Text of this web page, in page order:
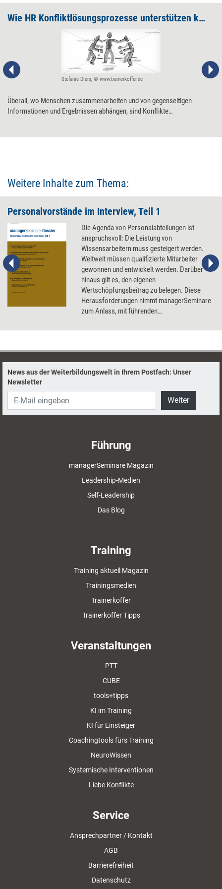
Wie HR Konfliktlösungsprozesse unterstützen kann
Stefanie Diers, © www.trainerkoffer.de
Überall, wo Menschen zusammenarbeiten und von gegenseitigen
Informationen und Ergebnissen abhängen, sind Konflikte
Weitere Inhalte zum Thema:
Personalvorstände im Interview, Teil 1
Die Agenda von Personalabteilungen ist
anspruchsvoll: Die Leistung von
Wissensarbeitern muss gesteigert werden.
Weltweit müssen qualifizierte Mitarbeiter
gewonnen und entwickelt werden. Darüber
hinaus gilt es, den eigenen
Wertschöpfungsbeitrag zu belegen. Diese
Herausforderungen nimmt managerSeminare
zum Anlass, mit führenden
News aus der Weiterbildungswelt in Ihrem Postfach: Unser
Newsletter
Weiter
Führung
managerSeminare Magazin
Leadership-Medien
Self-Leadership
Das Blog
Training
Training aktuell Magazin
Trainingsmedien
Trainerkoffer
Trainerkoffer Tipps
Veranstaltungen
PTT
CUBE
tools+tipps
KI im Training
KI für Einsteiger
Coachingtools fürs Training
NeuroWissen
Systemische Interventionen
Liebe Konflikte
Service
Ansprechpartner / Kontakt
AGB
Barrierefreiheit
Datenschutz